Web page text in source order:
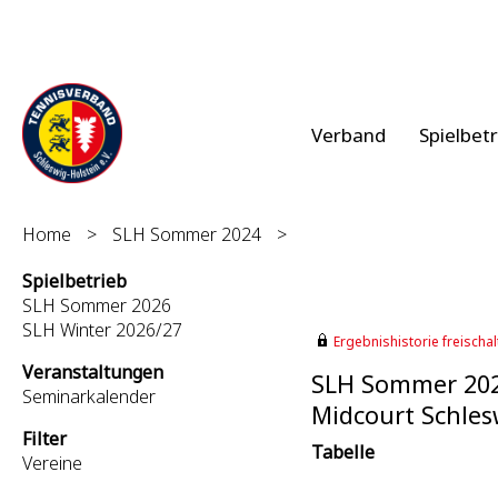
Verband
Home > SLH Sommer 2024
>
Spielbetrieb
SLH Sommer 2026
SLH Winter 2026/27
Veranstaltungen
Seminarkalender
Filter
Vereine
Ergebnishistorie
SLH Sommer
Midcourt
Tabelle